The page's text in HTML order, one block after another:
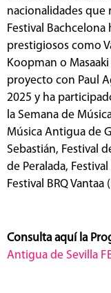
nacionalidades que
Festival
prestigiosos como
Koopman o
proyecto con Paul
2025 y ha
la Semana de
Música Antigua de
Sebastián, Festival
de Peralada,
Festival BRQ Vantaa
Consulta aquí la
Antigua de Sevilla